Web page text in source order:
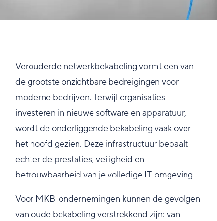
Verouderde netwerkbekabeling vormt een van
de grootste onzichtbare bedreigingen voor
moderne bedrijven. Terwijl organisaties
investeren in nieuwe software en apparatuur,
wordt de onderliggende bekabeling vaak over
het hoofd gezien. Deze infrastructuur bepaalt
echter de prestaties, veiligheid en
betrouwbaarheid van je volledige IT-omgeving.
Voor MKB-ondernemingen kunnen de gevolgen
van oude bekabeling verstrekkend zijn: van